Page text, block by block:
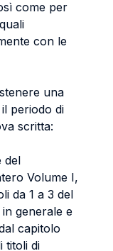
come per
con le
una
periodo di
scritta:
del
Volume I,
da 1 a 3 del
generale e
capitolo
titoli di